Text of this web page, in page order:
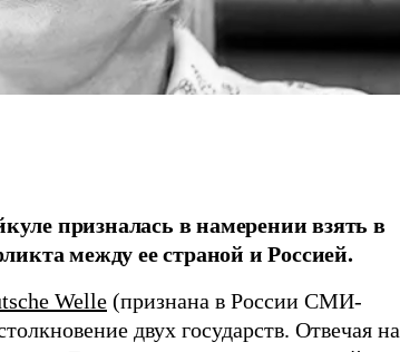
призналась в намерении взять в
между ее страной и Россией.
Welle (признана в России СМИ-
двух государств. Отвечая на